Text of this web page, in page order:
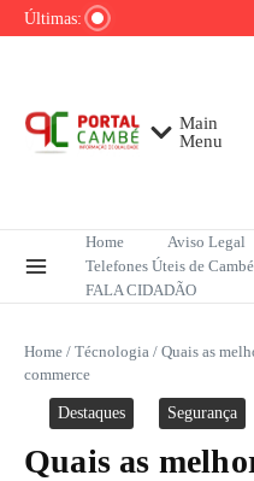
Ir para o conteúdo
Últimas:
Mega-Sena
sobre redução
Main
Menu
Home Aviso Legal
Telefones Úteis de Cambé
FALA CIDADÃO
Home / Técnologia / Quais as
commerce
Destaques Segurança
Quais as